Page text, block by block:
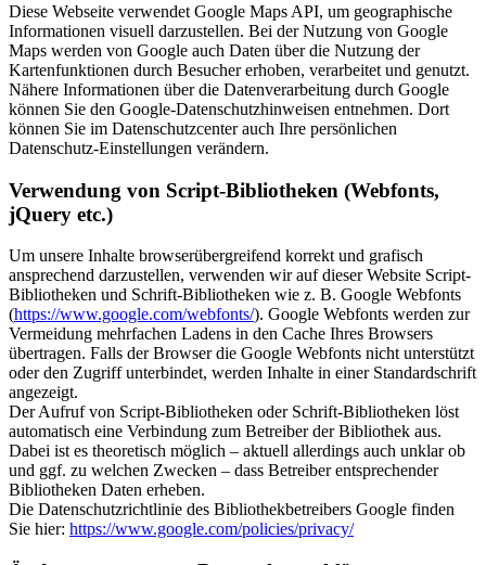
Diese Webseite verwendet Google Maps API, um geographische
Informationen visuell darzustellen. Bei der Nutzung von Google
Maps werden von Google auch Daten über die Nutzung der
Kartenfunktionen durch Besucher erhoben, verarbeitet und genutzt.
Nähere Informationen über die Datenverarbeitung durch Google
können Sie den Google-Datenschutzhinweisen entnehmen. Dort
können Sie im Datenschutzcenter auch Ihre persönlichen
Datenschutz-Einstellungen verändern.
Verwendung von Script-Bibliotheken (Webfonts,
jQuery etc.)
Um unsere Inhalte browserübergreifend korrekt und grafisch
ansprechend darzustellen, verwenden wir auf dieser Website Script-
Bibliotheken und Schrift-Bibliotheken wie z. B. Google Webfonts
(https://www.google.com/webfonts/). Google Webfonts werden zur
Vermeidung mehrfachen Ladens in den Cache Ihres Browsers
übertragen. Falls der Browser die Google Webfonts nicht unterstützt
oder den Zugriff unterbindet, werden Inhalte in einer Standardschrift
angezeigt.
Der Aufruf von Script-Bibliotheken oder Schrift-Bibliotheken löst
automatisch eine Verbindung zum Betreiber der Bibliothek aus.
Dabei ist es theoretisch möglich – aktuell allerdings auch unklar ob
und ggf. zu welchen Zwecken – dass Betreiber entsprechender
Bibliotheken Daten erheben.
Die Datenschutzrichtlinie des Bibliothekbetreibers Google finden
Sie hier: https://www.google.com/policies/privacy/